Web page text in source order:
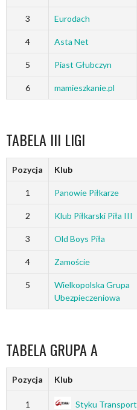
3 Eurodach
4 Asta Net
5 Piast Głubczyn
6 mamieszkanie.pl
TABELA III LIGI
Pozycja Klub
1 Panowie Piłkarze
2 Klub Piłkarski Piła III
3 Old Boys Piła
4 Zamoście
5
Wielkopolska Grupa
Ubezpieczeniowa
TABELA GRUPA A
Pozycja Klub
1 Styku Transport